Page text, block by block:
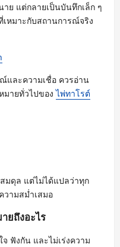
ย แต่กลายเป็นบันทึกเล็ก ๆ
เหมาะกับสถานการณ์จริง
และความเชื่อ ควรอ่าน
มายทั่วไปของไพ่ทาโรต์
มดุล แต่ไม่ได้แปลว่าทุก
วามสม่ำเสมอ
ยถึงอะไร
ฟังกัน และไม่เร่งความ